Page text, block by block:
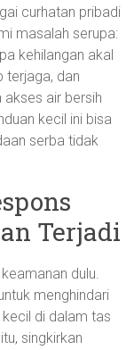
curhatan pribadi
masalah serupa:
kehilangan akal
terjaga, dan
air bersih
kecil ini bisa
serba tidak
Terjadi
dulu.
menghindari
di dalam tas
singkirkan